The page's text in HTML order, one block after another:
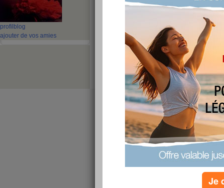
profil blog
ajouter de vos amies
‹ Préc. 1 2 3 4 5
fin de semaine et
publié le 06/06/2008 à 23:20
Je